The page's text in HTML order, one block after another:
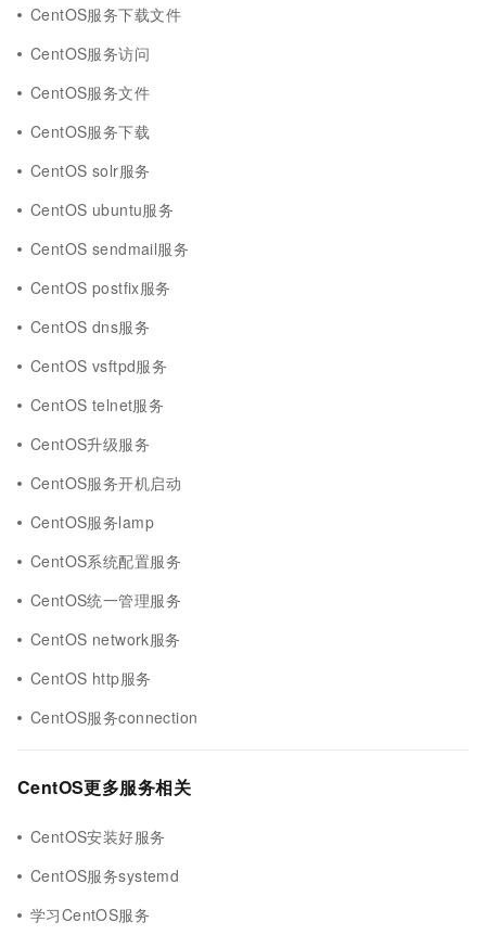
CentOS服务下载文件
CentOS服务访问
CentOS服务文件
CentOS服务下载
CentOS solr服务
CentOS ubuntu服务
CentOS sendmail服务
CentOS postfix服务
CentOS dns服务
CentOS vsftpd服务
CentOS telnet服务
CentOS升级服务
CentOS服务开机启动
CentOS服务lamp
CentOS系统配置服务
CentOS统一管理服务
CentOS network服务
CentOS http服务
CentOS服务connection
CentOS更多服务相关
CentOS安装好服务
CentOS服务systemd
学习CentOS服务